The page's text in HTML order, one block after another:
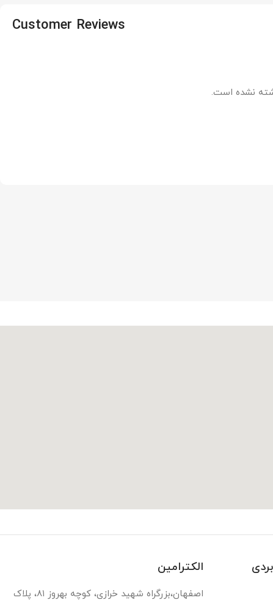
Customer Reviews
نشده است.
الکترامین
اصفهان،بزرگراه شهید خرازی، کوچه بهروز ۸۱، پلاک